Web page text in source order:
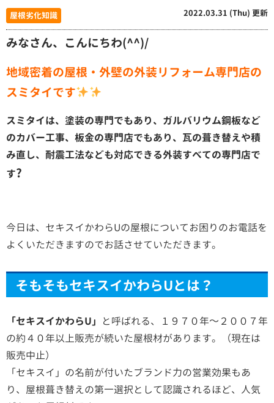
屋根劣化知識 2022.03.31 (Thu) 更新
みなさん、こんにちわ(^^)/
地域密着の屋根・外壁の外装リフォーム専門店の
スミタイです
スミタイは、塗装の専門でもあり、ガルバリウム鋼板など
のカバー工事、板金の専門店でもあり、瓦の葺き替えや積
み直し、耐震工法なども対応できる外装すべての専門店で
す?
今日は、セキスイかわらUの屋根についてお困りのお電話を
よくいただきますのでお話させていただきます。
そもそもセキスイかわらUとは？
「セキスイかわらU」 と呼ばれる、１９７０年～２００７年
の約４０年以上販売が続いた屋根材があります。（現在は
販売中止）
「セキスイ」の名前が付いたブランド力の営業効果もあ
り、屋根葺き替えの第一選択として認識されるほど、人気